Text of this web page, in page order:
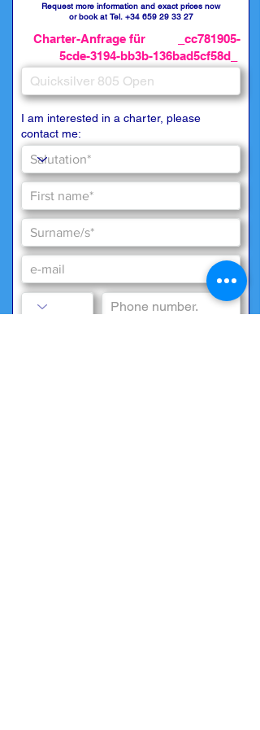
Request more information and exact prices now
or book at Tel. +34 659 29 33 27
Charter-Anfrage für _cc781905-
5cde-3194-bb3b-136bad5cf58d_
I am interested in a charter, please
contact me: